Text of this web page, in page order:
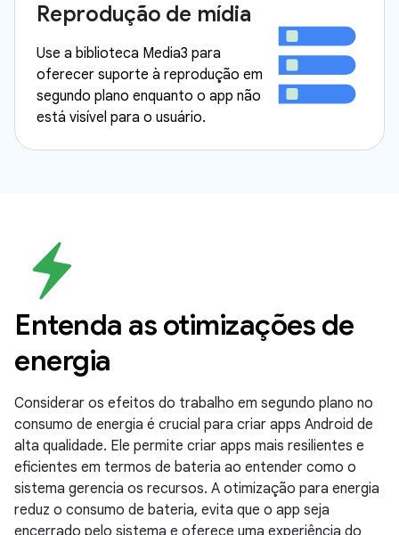
Reprodução de mídia
Use a biblioteca Media3 para
oferecer suporte à reprodução em
segundo plano enquanto o app não
está visível para o usuário.
Entenda as otimizações de
energia
Considerar os efeitos do trabalho em segundo plano no
consumo de energia é crucial para criar apps Android de
alta qualidade. Ele permite criar apps mais resilientes e
eficientes em termos de bateria ao entender como o
sistema gerencia os recursos. A otimização para energia
reduz o consumo de bateria, evita que o app seja
encerrado pelo sistema e oferece uma experiência do